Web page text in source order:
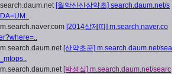
[월악산산삼약초] search.daum.net/s
[2014삼제띠] m.search.naver.co
[산약초꾼] m.search.daum.net/sea
[박성실] m.search.daum.net/searc